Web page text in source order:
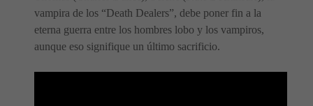
vampira de los “Death Dealers”, debe poner fin a la
eterna guerra entre los hombres lobo y los vampiros,
aunque eso signifique un último sacrificio.